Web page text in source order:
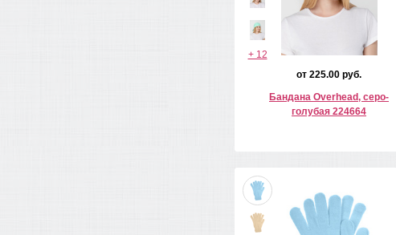
+ 12
от 225.00 руб.
Бандана Overhead, серо-
голубая 224664